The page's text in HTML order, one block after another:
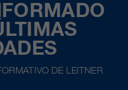
DE LEITNER